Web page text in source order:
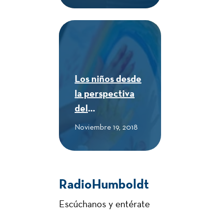
en los primeros
Alexander von
Humboldt
Los niños desde
la perspectiva
del
Neurodesarrollo
von Humboldt
Noviembre 19, 2018
RadioHumboldt
Escúchanos y entérate